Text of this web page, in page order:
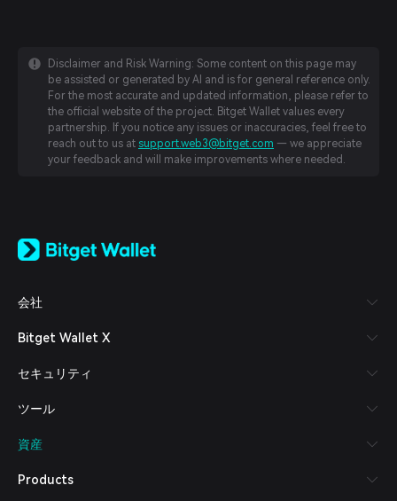
Disclaimer and Risk Warning: Some content on this page may
be assisted or generated by AI and is for general reference only.
For the most accurate and updated information, please refer to
the official website of the project. Bitget Wallet values every
partnership. If you notice any issues or inaccuracies, feel free to
reach out to us at support.web3@bitget.com — we appreciate
your feedback and will make improvements where needed.
日本語
Español (Latinoamérica)
Italiano
Deutsch
繁體中文
Bahasa Indonesia
会社
Bitget Wallet X
セキュリティ
ツール
資産
Products